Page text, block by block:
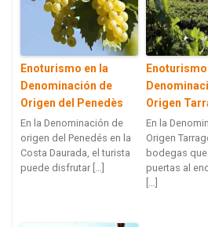
Enoturismo en la
Denominación de
Origen del Penedès
En la Denominación de
origen del Penedés en la
Costa Daurada, el turista
puede disfrutar […]
Origen
En la
Origen
bodegas
puertas al
[…]